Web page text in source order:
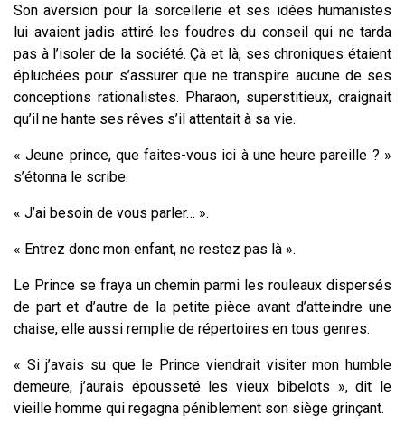
Son aversion pour la sorcellerie et ses idées humanistes
lui avaient jadis attiré les foudres du conseil qui ne tarda
pas à l’isoler de la société. Çà et là, ses chroniques étaient
épluchées pour s’assurer que ne transpire aucune de ses
conceptions rationalistes. Pharaon, superstitieux, craignait
qu’il ne hante ses rêves s’il attentait à sa vie.
« Jeune prince, que faites-vous ici à une heure pareille ? »
s’étonna le scribe.
« J’ai besoin de vous parler… ».
« Entrez donc mon enfant, ne restez pas là ».
Le Prince se fraya un chemin parmi les rouleaux dispersés
de part et d’autre de la petite pièce avant d’atteindre une
chaise, elle aussi remplie de répertoires en tous genres.
« Si j’avais su que le Prince viendrait visiter mon humble
demeure, j’aurais épousseté les vieux bibelots », dit le
vieille homme qui regagna péniblement son siège grinçant.